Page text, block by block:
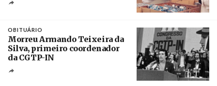
OBITUÁRIO
Morreu Armando Teixeira da
Silva, primeiro coordenador
da CGTP-IN